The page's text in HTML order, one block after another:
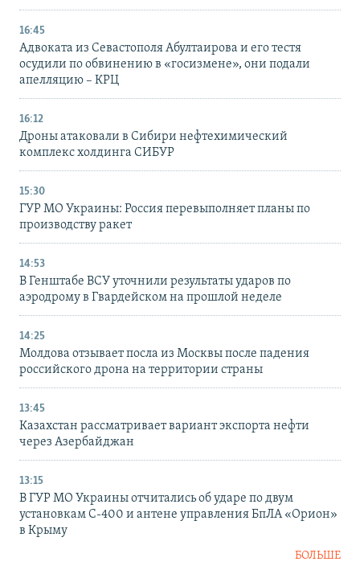
16:45
Адвоката из Севастополя Абултаирова и его тестя
осудили по обвинению в «госизмене», они подали
апелляцию – КРЦ
16:12
Дроны атаковали в Сибири нефтехимический
комплекс холдинга СИБУР
15:30
ГУР МО Украины: Россия перевыполняет планы по
производству ракет
14:53
В Генштабе ВСУ уточнили результаты ударов по
аэродрому в Гвардейском на прошлой неделе
14:25
Молдова отзывает посла из Москвы после падения
российского дрона на территории страны
13:45
Казахстан рассматривает вариант экспорта нефти
через Азербайджан
13:15
В ГУР МО Украины отчитались об ударе по двум
установкам С-400 и антене управления БпЛА «Орион»
в Крыму
БОЛЬШЕ